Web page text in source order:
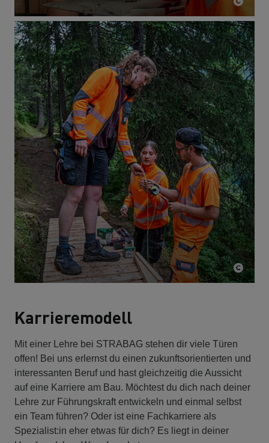
Karrieremodell
Mit einer Lehre bei STRABAG stehen dir viele Türen
offen! Bei uns erlernst du einen zukunftsorientierten und
interessanten Beruf und hast gleichzeitig die Aussicht
auf eine Karriere am Bau. Möchtest du dich nach deiner
Lehre zur Führungskraft entwickeln und einmal selbst
ein Team führen? Oder ist eine Fachkarriere als
Spezialist:in eher etwas für dich? Es liegt in deiner